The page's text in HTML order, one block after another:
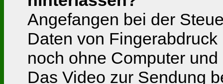
Angefangen bei der
Daten von
noch ohne Computer
Das Video zur Sendung